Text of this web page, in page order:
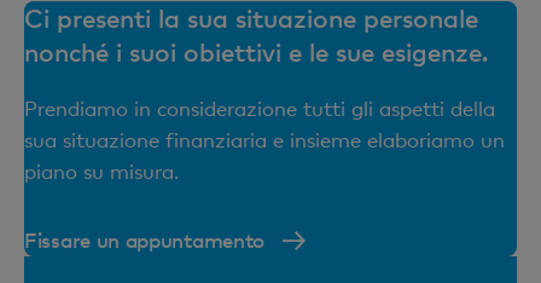
Ci presenti la sua situazione personale
nonché i suoi obiettivi e le sue esigenze.
Prendiamo in considerazione tutti gli aspetti della
sua situazione finanziaria e insieme elaboriamo un
piano su misura.
Fissare un appuntamento